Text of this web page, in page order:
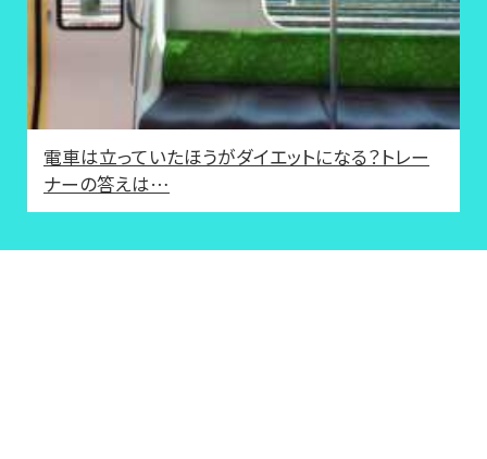
電車は立っていたほうがダイエットになる？トレー
ナーの答えは…